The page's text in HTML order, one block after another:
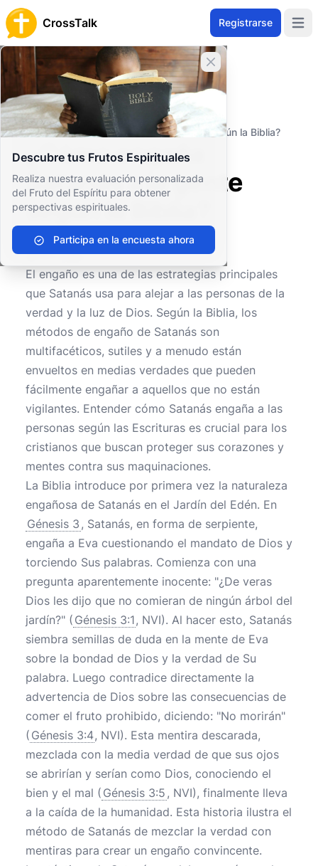
CrossTalk Registrarse
Cerrar banner
Descubre tus Frutos Espirituales
Realiza nuestra evaluación personalizada
del Fruto del Espíritu para obtener
perspectivas espirituales.
Participa en la encuesta ahora
Inicio
Archivo de Preguntas
Conceptos Teológicos
Entidades Espirituales
¿Cómo engaña Satanás a la gente según la Biblia?
¿Cómo engaña
Satanás a la gente
según la Biblia?
0 0 620
El engaño es una de las estrategias principales
que Satanás usa para alejar a las personas de la
verdad y la luz de Dios. Según la Biblia, los
métodos de engaño de Satanás son
multifacéticos, sutiles y a menudo están
envueltos en medias verdades que pueden
fácilmente engañar a aquellos que no están
vigilantes. Entender cómo Satanás engaña a las
personas según las Escrituras es crucial para los
cristianos que buscan proteger sus corazones y
mentes contra sus maquinaciones.
La Biblia introduce por primera vez la naturaleza
engañosa de Satanás en el Jardín del Edén. En
Génesis 3 , Satanás, en forma de serpiente,
engaña a Eva cuestionando el mandato de Dios y
torciendo Sus palabras. Comienza con una
pregunta aparentemente inocente: "¿De veras
Dios les dijo que no comieran de ningún árbol del
jardín?" ( Génesis 3:1, NVI). Al hacer esto, Satanás
siembra semillas de duda en la mente de Eva
sobre la bondad de Dios y la verdad de Su
palabra. Luego contradice directamente la
advertencia de Dios sobre las consecuencias de
comer el fruto prohibido, diciendo: "No morirán"
( Génesis 3:4, NVI). Esta mentira descarada,
mezclada con la media verdad de que sus ojos
se abrirían y serían como Dios, conociendo el
bien y el mal ( Génesis 3:5 , NVI), finalmente lleva
a la caída de la humanidad. Esta historia ilustra el
método de Satanás de mezclar la verdad con
mentiras para crear un engaño convincente.